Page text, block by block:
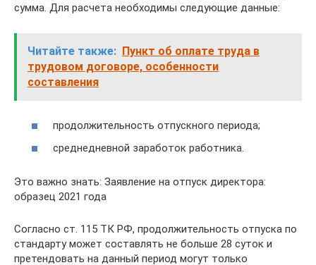
сумма. Для расчета необходимы следующие данные:
Читайте также: Пункт об оплате труда в
трудовом договоре, особенности
составления
продолжительность отпускного периода;
среднедневной заработок работника.
Это важно знать: Заявление на отпуск директора:
образец 2021 года
Согласно ст. 115 ТК РФ, продолжительность отпуска по
стандарту может составлять не больше 28 суток и
претендовать на данный период могут только